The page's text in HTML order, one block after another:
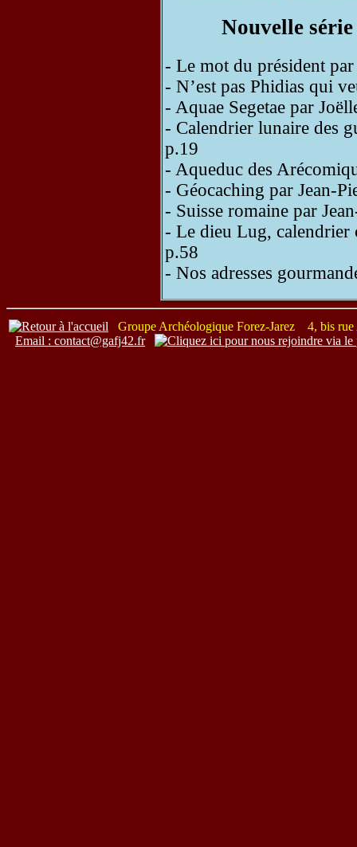
Nouvelle
- Le mot du président
- N’est pas Phidias qui
- Aquae Segetae par
- Calendrier lunaire des
p.19
- Aqueduc des
- Géocaching par Jean-
- Suisse romaine par
- Le dieu Lug,
p.58
- Nos adresses
Groupe Archéologique Forez-Jarez 4, bis
Email : contact@gafj42.fr